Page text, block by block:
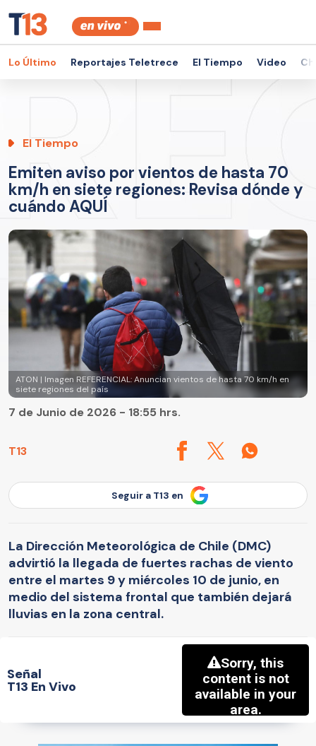
Lo Último Reportajes Teletrece El Tiempo Video
El Tiempo
Emiten aviso por vientos de hasta 70
km/h en siete regiones: Revisa dónde y
cuándo AQUÍ
ATON | Imagen REFERENCIAL: Anuncian vientos de hasta 70 km/h en
siete regiones del país
T13
7 de Junio de 2026 - 18:55 hrs.
Seguir a T13 en
La Dirección Meteorológica de Chile (DMC)
advirtió la llegada de fuertes rachas de viento
entre el martes 9 y miércoles 10 de junio, en
medio del sistema frontal que también dejará
lluvias en la zona central.
Señal
T13 En Vivo